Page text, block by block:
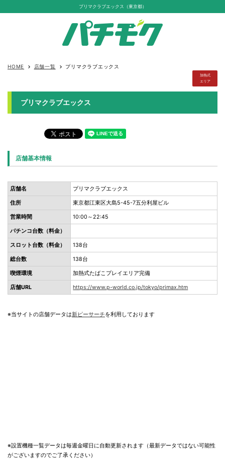
プリマクラブエックス（東京都）
HOME keyboard_arrow_right 店舗一覧 keyboard_arrow_right プリマクラブエックス
加熱式
エリア
プリマクラブエックス
店舗基本情報
店舗名 プリマクラブエックス
住所 東京都江東区大島5-45-7五分利屋ビル
営業時間 10:00～22:45
パチンコ台数（料金）
スロット台数（料金） 138台
総台数 138台
喫煙環境 加熱式たばこプレイエリア完備
店舗URL https://www.p-world.co.jp/tokyo/primax.htm
※当サイトの店舗データは新ピーサーチを利用しております
※設置機種一覧データは毎週金曜日に自動更新されます（最新データではない可能性
がございますのでご了承ください）